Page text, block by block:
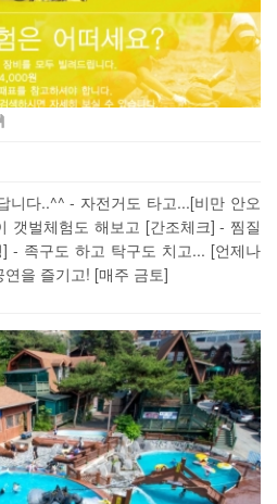
니다..^^ - 자전거도 타고...[비만 안오
갯벌체험도 해보고 [간조체크] - 찜질
- 족구도 하고 탁구도 치고... [언제나
을 즐기고! [매주 금토]